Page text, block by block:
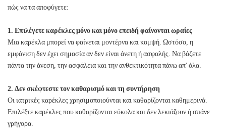
πώς να τα αποφύγετε:
1. Επιλέγετε καρέκλες μόνο και μόνο επειδή φαίνονται ωραίες
Μια καρέκλα μπορεί να φαίνεται μοντέρνα και κομψή. Ωστόσο, η
εμφάνιση δεν έχει σημασία αν δεν είναι άνετη ή ασφαλής. Να βάζετε
πάντα την άνεση, την ασφάλεια και την ανθεκτικότητα πάνω απ' όλα.
2. Δεν σκέφτεστε τον καθαρισμό και τη συντήρηση
Οι ιατρικές καρέκλες χρησιμοποιούνται και καθαρίζονται καθημερινά.
Επιλέξτε καρέκλες που καθαρίζονται εύκολα και δεν λεκιάζουν ή σπάνε
γρήγορα.